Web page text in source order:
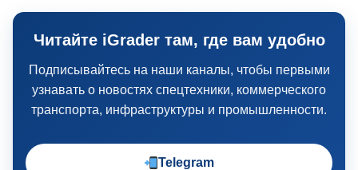
Читайте iGrader там, где вам удобно
Подписывайтесь на наши каналы, чтобы первыми
узнавать о новостях спецтехники, коммерческого
транспорта, инфраструктуры и промышленности.
Telegram